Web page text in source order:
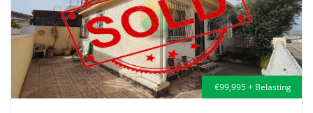
€99,995 + Belasting